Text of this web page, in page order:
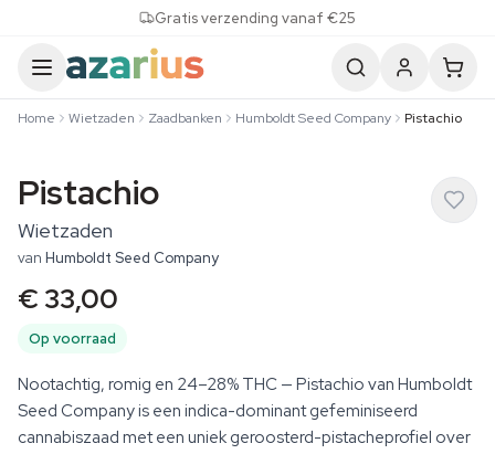
Gratis verzending vanaf €25
Home Wietzaden Zaadbanken Humboldt Seed Company Pistachio
Pistachio
Wietzaden
van Humboldt Seed Company
€ 33,00
Op voorraad
Nootachtig, romig en 24–28% THC — Pistachio van Humboldt
Seed Company is een indica-dominant gefeminiseerd
cannabiszaad met een uniek geroosterd-pistacheprofiel over